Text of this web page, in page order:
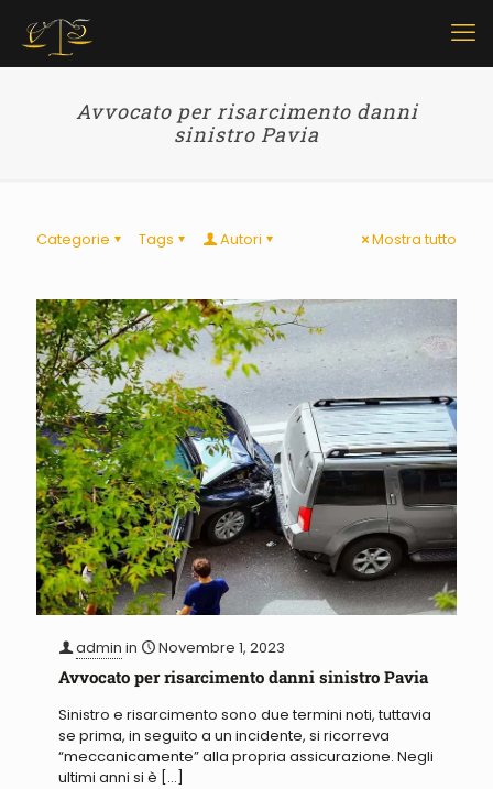
Avvocato per risarcimento danni
sinistro Pavia
Categorie Tags Autori Mostra tutto
admin in Novembre 1, 2023
Avvocato per risarcimento danni sinistro Pavia
Sinistro e risarcimento sono due termini noti, tuttavia
se prima, in seguito a un incidente, si ricorreva
“meccanicamente” alla propria assicurazione. Negli
ultimi anni si è […]